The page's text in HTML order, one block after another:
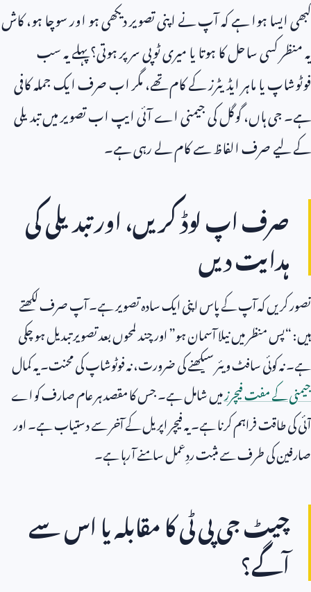
کبھی ایسا ہوا ہے کہ آپ نے اپنی تصویر دیکھی ہو اور سوچا ہو، کاش
یہ منظر کسی ساحل کا ہوتا یا میری ٹوپی سر پر ہوتی؟ پہلے یہ سب
فوٹوشاپ یا ماہر ایڈیٹرز کے کام تھے، مگر اب صرف ایک جملہ کافی
ہے۔ جی ہاں، گوگل کی جیمنی اے آئی ایپ اب تصویر میں تبدیلی
کے لیے صرف الفاظ سے کام لے رہی ہے۔
صرف اپ لوڈ کریں، اور تبدیلی کی
ہدایت دیں
تصور کریں کہ آپ کے پاس اپنی ایک سادہ تصویر ہے۔ آپ صرف لکھتے
ہیں: “پس منظر میں نیلا آسمان ہو” اور چند لمحوں بعد تصویر تبدیل ہو چکی
ہے۔ نہ کوئی سافٹ ویئر سیکھنے کی ضرورت، نہ فوٹوشاپ کی محنت۔ یہ کمال
جیمنی کے مفت فیچرزمیں شامل ہے۔ جس کا مقصد ہر عام صارف کو اے
آئی کی طاقت فراہم کرنا ہے۔ یہ فیچر اپریل کے آخر سے دستیاب ہے۔ اور
صارفین کی طرف سے مثبت ردِعمل سامنے آ رہا ہے۔
چیٹ جی پی ٹی کا مقابلہ یا اس سے
آگے؟